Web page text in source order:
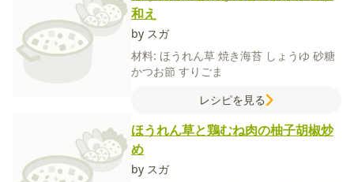
和え
by スガ
材料: ほうれん草 焼き海苔 しょうゆ 砂糖
かつお節 すりごま
レシピを見る
ほうれん草と鶏むね肉の柚子胡椒炒
め
by スガ